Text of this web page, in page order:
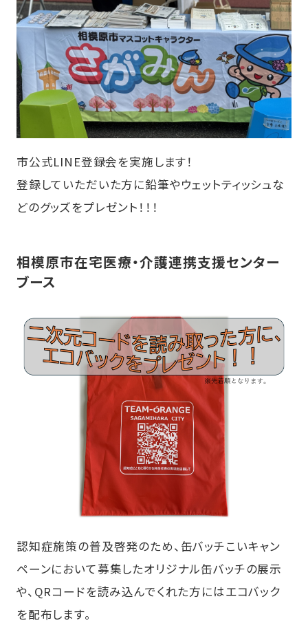
市公式LINE登録会を実施します！
登録していただいた方に鉛筆やウェットティッシュな
どのグッズをプレゼント！！！
相模原市在宅医療・介護連携支援センター
ブース
認知症施策の普及啓発のため、缶バッチこいキャン
ペーンにおいて募集したオリジナル缶バッチの展示
や、QRコードを読み込んでくれた方にはエコバック
を配布します。